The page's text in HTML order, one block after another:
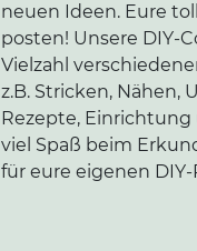
neuen Ideen. Eure
posten! Unsere DIY-
Vielzahl
z.B. Stricken, Nähen,
Rezepte,
viel Spaß beim
für eure eigenen